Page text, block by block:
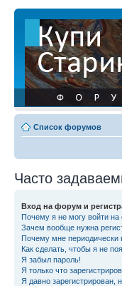
Список форумов
Часто
Вход на форум и
Почему я не могу войти
Зачем вообще нужна
Почему мне периодически
Как сделать, чтобы я не
Я забыл пароль!
Я только что
Я давно зарегистрирован,